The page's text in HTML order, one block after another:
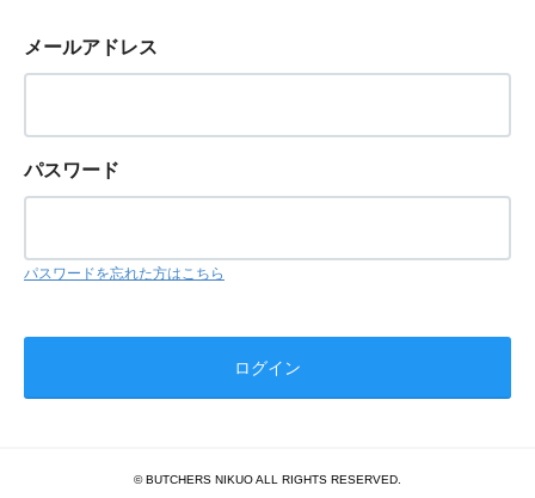
メールアドレス
パスワード
パスワードを忘れた方はこちら
© BUTCHERS NIKUO ALL RIGHTS RESERVED.